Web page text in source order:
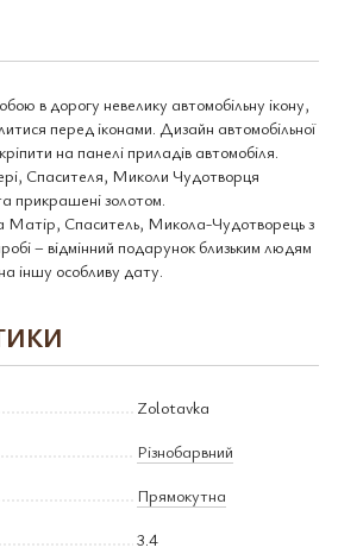
в дорогу невелику автомобільну ікону,
перед іконами. Дизайн автомобільної
на панелі приладів автомобіля.
Спасителя, Миколи Чудотворця
прикрашені золотом.
Матір, Спаситель, Микола-Чудотворець з
– відмінний подарунок близьким людям
іншу особливу дату.
Zolotavka
Різнобарвний
Прямокутна
3.4